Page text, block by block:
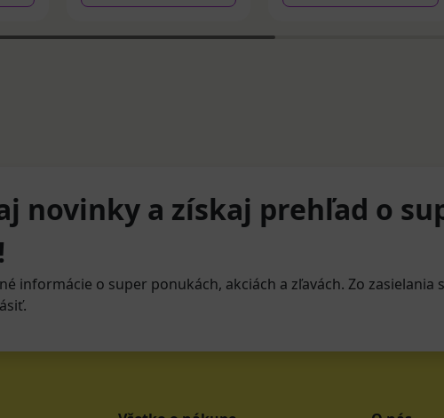
novinky a získaj prehľad o
informácie o super ponukách, akciách a zľavách. Zo zasielania